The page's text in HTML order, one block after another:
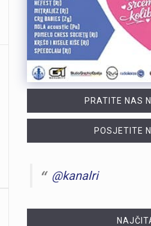
PRATITE NAS
POSJETITE
@kanalri